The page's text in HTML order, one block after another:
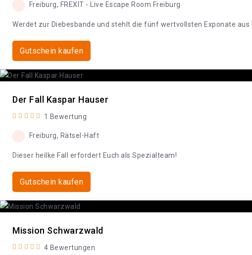
Freiburg, FREXIT - Live Escape Room Freiburg
Werdet zur Diebesbande und stehlt die fünf wertvollsten Exponate aus
Gutschein kaufen
Der Fall Kaspar Hauser
1 Bewertung
Freiburg, Rätsel-Haft
Dieser heilke Fall erfordert Euch als Spezialteam!
Gutschein kaufen
Mission Schwarzwald
4 Bewertungen